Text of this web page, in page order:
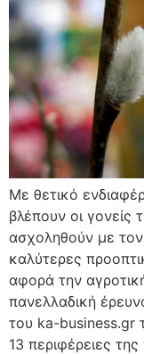
Με θετικό
βλέπουν οι γονείς
ασχοληθούν με
καλύτερες
αφορά την
πανελλαδική
του ka-business.gr
13 περιφέρειες